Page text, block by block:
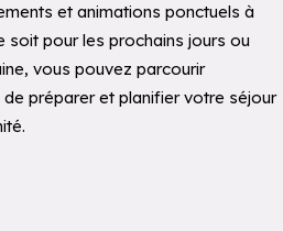
et animations ponctuels à
soit pour les prochains jours ou
vous pouvez parcourir
préparer et planifier votre séjour